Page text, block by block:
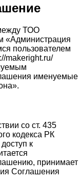
ТОО
«Администрация
пользователем
makeright.ru/
именуемые
со ст. 435
кодекса РК
к
принимает
Соглашения